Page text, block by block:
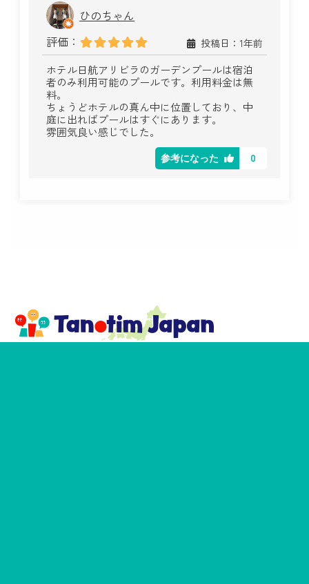
ひのちゃん
評価：
投稿日：1年前
ホテル日航アリビラのガーデンプールは宿泊
者のみ利用可能のプールです。利用料金は無
料。
ちょうどホテルの真ん中に位置しており、中
庭に出ればプールはすぐにあります。
雰囲気良い感じでした。
参考になった 0